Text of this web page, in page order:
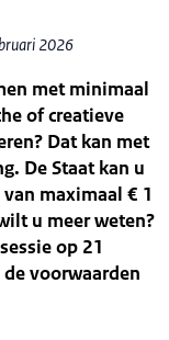
2026
met minimaal
of creatieve
Dat kan met
De Staat kan u
maximaal € 1
u meer weten?
op 21
voorwaarden